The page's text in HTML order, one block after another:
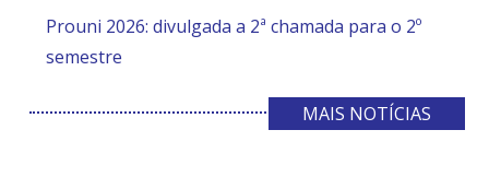
Prouni 2026: divulgada a 2ª chamada para o 2º
semestre
MAIS NOTÍCIAS